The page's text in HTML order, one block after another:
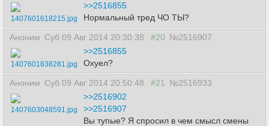
1407601618215.jpg
>>2516855
Нормальный тред ЧО ТЫ?
Аноним Суб 09 Авг 2014 20:30:38 #20 №2516907
1407601838281.jpg
>>2516855
Охуел?
Аноним Суб 09 Авг 2014 20:50:48 #21 №2516933
1407603048591.jpg
>>2516902
>>2516907
Вы тупые? Я спросил в чем смысл смены